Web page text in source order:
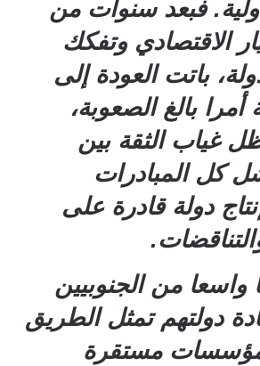
فبعد سنوات من
الاقتصادي وتفكك
باتت العودة إلى
أمرا بالغ الصعوبة،
غياب الثقة بين
كل المبادرات
دولة قادرة على
من الجنوبيين
دولتهم تمثل الطريق
مؤسسات مستقرة